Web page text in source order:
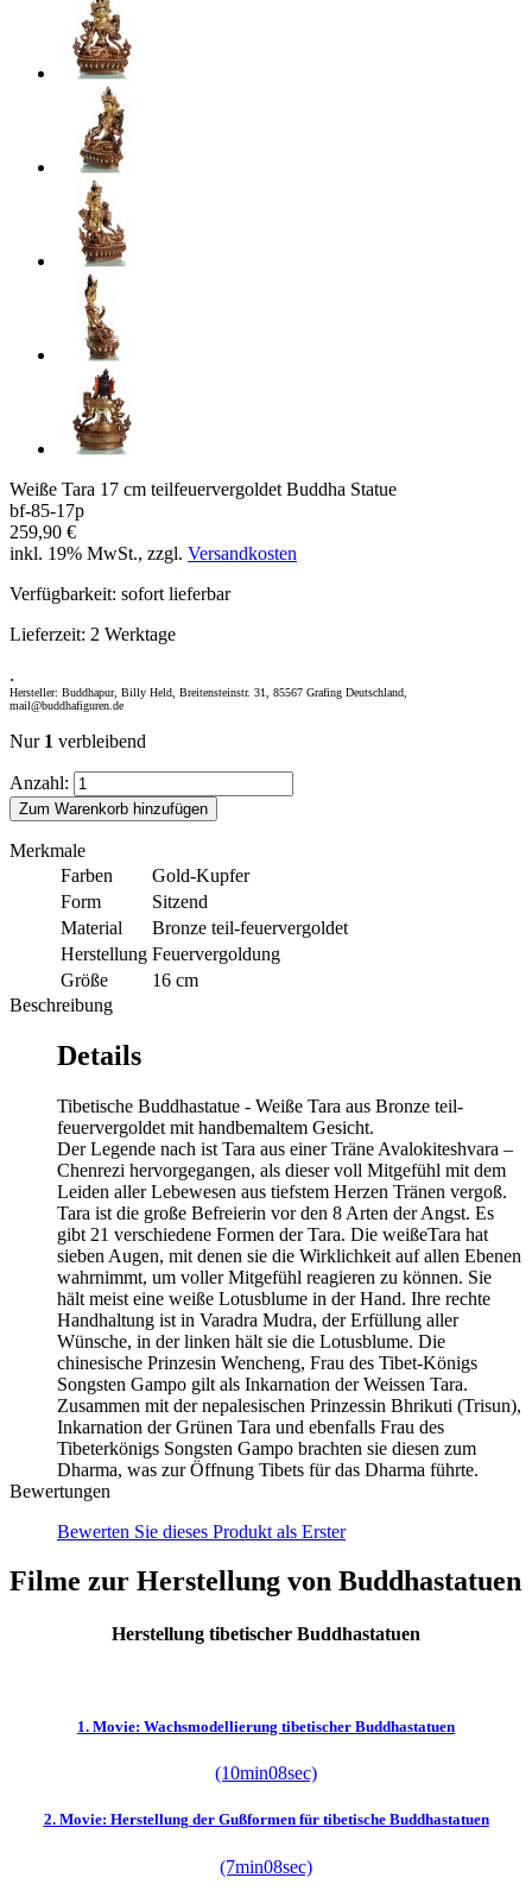
Weiße Tara 17 cm teilfeuervergoldet Buddha Statue
bf-85-17p
259,90 €
inkl. 19% MwSt., zzgl. Versandkosten
Verfügbarkeit: sofort lieferbar
Lieferzeit: 2 Werktage
.
Hersteller: Buddhapur, Billy Held, Breitensteinstr. 31, 85567 Grafing Deutschland,
mail@buddhafiguren.de
Nur 1 verbleibend
Anzahl:
Zum Warenkorb hinzufügen
Merkmale
Farben
Gold-Kupfer
Form
Sitzend
Material
Bronze teil-feuervergoldet
Herstellung Feuervergoldung
Größe
16 cm
Beschreibung
Details
Tibetische Buddhastatue - Weiße Tara aus Bronze teil-
feuervergoldet mit handbemaltem Gesicht.
Der Legende nach ist Tara aus einer Träne Avalokiteshvara –
Chenrezi hervorgegangen, als dieser voll Mitgefühl mit dem
Leiden aller Lebewesen aus tiefstem Herzen Tränen vergoß.
Tara ist die große Befreierin vor den 8 Arten der Angst. Es
gibt 21 verschiedene Formen der Tara. Die weißeTara hat
sieben Augen, mit denen sie die Wirklichkeit auf allen Ebenen
wahrnimmt, um voller Mitgefühl reagieren zu können. Sie
hält meist eine weiße Lotusblume in der Hand. Ihre rechte
Handhaltung ist in Varadra Mudra, der Erfüllung aller
Wünsche, in der linken hält sie die Lotusblume. Die
chinesische Prinzesin Wencheng, Frau des Tibet-Königs
Songsten Gampo gilt als Inkarnation der Weissen Tara.
Zusammen mit der nepalesischen Prinzessin Bhrikuti (Trisun),
Inkarnation der Grünen Tara und ebenfalls Frau des
Tibeterkönigs Songsten Gampo brachten sie diesen zum
Dharma, was zur Öffnung Tibets für das Dharma führte.
Bewertungen
Bewerten Sie dieses Produkt als Erster
Filme zur Herstellung von Buddhastatuen
Herstellung tibetischer Buddhastatuen
1. Movie: Wachsmodellierung tibetischer Buddhastatuen
(10min08sec)
2. Movie: Herstellung der Gußformen für tibetische Buddhastatuen
(7min08sec)